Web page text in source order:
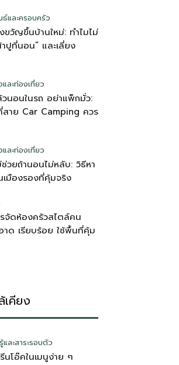
และครอบครัว
วัญขึ้นบ้านใหม่: ทำไมไม่
าปูที่นอน” และเลี่ยง
และท่องเที่ยว
วนอนในรถ อย่าแพ็กมั่ว:
สาย Car Camping ควร
และท่องเที่ยว
วยถ้านอนไม่หลับ: วิธีหา
เมืองรองที่คุ้มจริง
จัดห้องครัวสไตล์คน
ด เรียบร้อย ใช้พื้นที่คุ้ม
เคียง
และสาระรอบตัว
นโอ๊คในเมนูง่าย ๆ